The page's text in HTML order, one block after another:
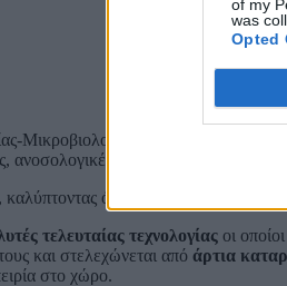
of my
was
Opted
Μικροβιολογίας του Iasis καλύπτει
ανοσολογικές, δείκτες νεοπλασιών,
, καλύπτοντας όλες τις ανάγκες των
τελευταίας τεχνολογίας οι
και στελεχώνεται από άρτια
στο χώρο.